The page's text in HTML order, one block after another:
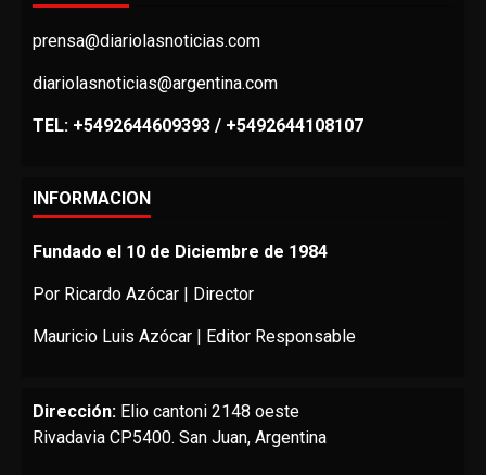
prensa@diariolasnoticias.com
diariolasnoticias@argentina.com
TEL: +5492644609393 / +5492644108107
INFORMACION
Fundado el 10 de Diciembre de 1984
Por Ricardo Azócar | Director
Mauricio Luis Azócar | Editor Responsable
Dirección: Elio cantoni 2148 oeste
Rivadavia CP5400. San Juan, Argentina